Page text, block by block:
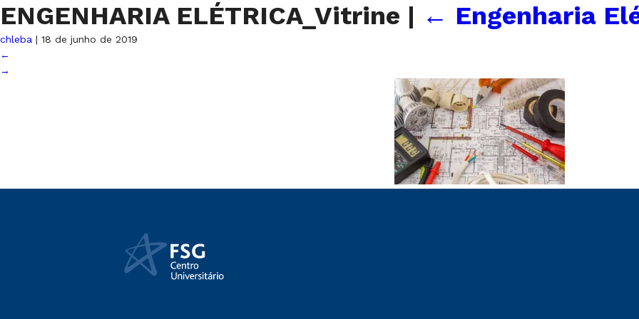
ENGENHARIA ELÉTRICA_Vitrine | ← Engenharia
chleba | 18 de junho de 2019
←
→